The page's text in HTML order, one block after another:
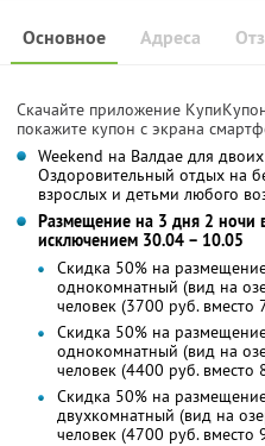
Основное Адреса
Скачайте приложение
покажите купон с экрана
Weekend на Валдае для двоих
Оздоровительный отдых на
взрослых и детьми любого
Размещение на 3 дня 2 ночи
исключением 30.04 – 10.05
Скидка 50% на
однокомнатный (вид на
человек (3700 руб. вместо
Скидка 50% на
однокомнатный (вид на
человек (4400 руб. вместо
Скидка 50% на
двухкомнатный (вид на
человек (4700 руб. вместо